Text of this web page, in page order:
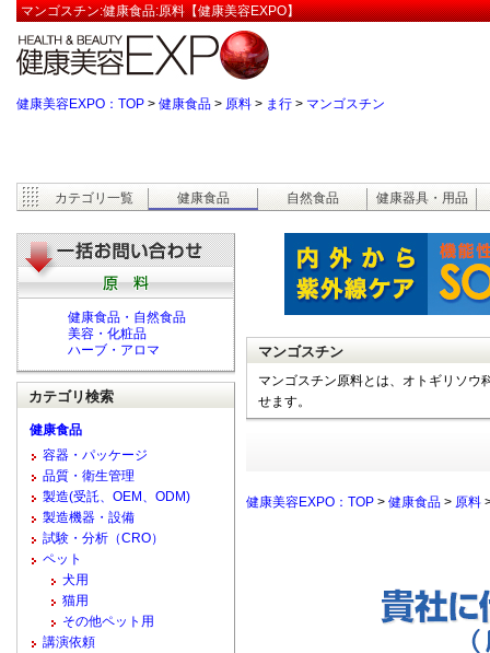
マンゴスチン:健康食品:原料【健康美容EXPO】
健康美容EXPO：TOP > 健康食品 > 原料 > ま行 > マンゴスチン
カテゴリ一覧 健康食品 自然食品 健康器具・用品
マンゴスチン
マンゴスチン原料とは、オトギリソウ
せます。
健康美容EXPO：TOP > 健康食品 > 原料
健康食品・自然食品
美容・化粧品
ハーブ・アロマ
カテゴリ検索
健康食品
容器・パッケージ
品質・衛生管理
製造(受託、OEM、ODM)
製造機器・設備
試験・分析（CRO）
ペット
犬用
猫用
その他ペット用
講演依頼